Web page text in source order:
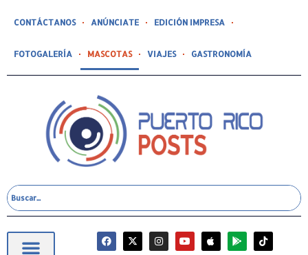
CONTÁCTANOS ANÚNCIATE EDICIÓN IMPRESA
FOTOGALERÍA MASCOTAS VIAJES GASTRONOMÍA